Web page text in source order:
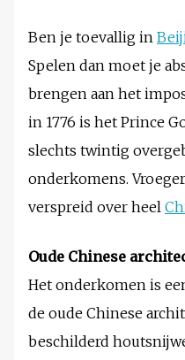
Ben je toevallig in
Spelen dan moet je
brengen aan het
in 1776 is het Prince
slechts twintig
onderkomens.
verspreid over heel
Oude Chinese
Het onderkomen is
de oude Chinese
beschilderd